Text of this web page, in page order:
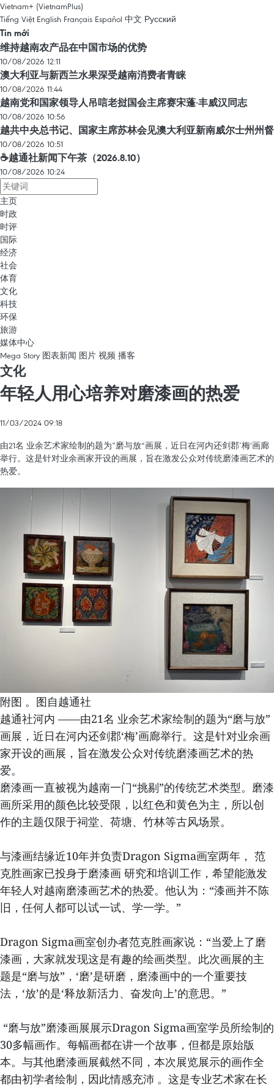
Vietnam+ (VietnamPlus)
Tiếng Việt English Français Español 中文 Русский
Tin mới
维持越南农产品在中国市场的优势
10/08/2026 12:11
澳大利亚与新西兰水果深受越南消费者青睐
10/08/2026 11:44
越南党和国家领导人吊唁老挝国会主席赛宋蓬·丰威汉同志
10/08/2026 10:56
越共中央总书记、国家主席苏林会见澳大利亚新南威尔士州州督
10/08/2026 10:51
☕️越通社新闻下午茶（2026.8.10）
10/08/2026 10:24
主页
时政
时评
国际
经济
社会
体育
文化
科技
环保
旅游
媒体中心
Mega Story 图表新闻 图片 视频 播客
文化
年轻人用心培养对磨漆画的热爱
11/03/2024 09:18
由21名 业余艺术家绘制的题为“磨与放”画展，近日在河内还剑郡‘梅’画廊
举行。这是针对业余画家开设的画展，旨在激发公众对传统磨漆画艺术的
热爱。
附图 。图自越通社
越通社河内 ——由21名 业余艺术家绘制的题为“磨与放”
画展，近日在河内还剑郡‘梅’画廊举行。这是针对业余画
家开设的画展，旨在激发公众对传统磨漆画艺术的热
爱。
磨漆画一直被视为越南一门“挑剔”的传统艺术类型。磨漆
画所采用的颜色比较受限，以红色和黄色为主，所以创
作的主题仅限于祠堂、荷塘、竹林等古风场景。
与漆画结缘近10年并负责Dragon Sigma画室两年， 范
克胜画家已投身于磨漆画 研究和培训工作，希望能激发
年轻人对越南磨漆画艺术的热爱。他认为：“漆画并不陈
旧，任何人都可以试一试、学一学。”
Dragon Sigma画室创办者范克胜画家说：“当爱上了磨
漆画，大家就发现这是有趣的绘画类型。此次画展的主
题是“磨与放”，‘磨’是研磨，磨漆画中的一个重要技
法，‘放’的是‘释放新活力、奋发向上’的意思。”
“磨与放”磨漆画展展示Dragon Sigma画室学员所绘制的
30多幅画作。每幅画都在讲一个故事，但都是原始版
本。与其他磨漆画展截然不同，本次展览展示的画作全
都由初学者绘制，因此情感充沛 。这是专业艺术家在长